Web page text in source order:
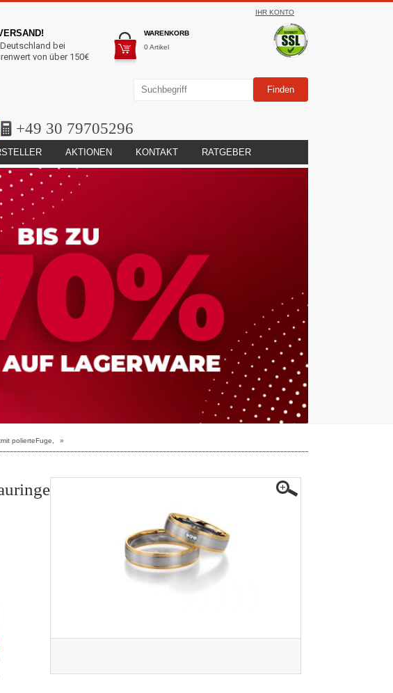
IHR KONTO
WARENKORB
0 Artikel
bei
von über 150€
+49 30 79705296
AKTIONEN KONTAKT RATGEBER
polierteFuge, »